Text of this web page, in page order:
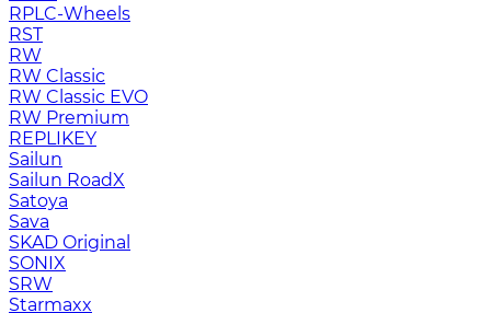
RPLC-Wheels
RST
RW
RW Classic
RW Classic EVO
RW Premium
RЕPLIKEY
Sailun
Sailun RoadX
Satoya
Sava
SKAD Original
SONIX
SRW
Starmaxx